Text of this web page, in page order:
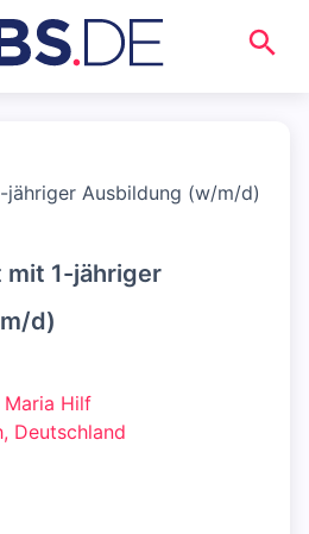
Ausbildung (w/m/d)
1-jähriger
d)
Hilf
Deutschland